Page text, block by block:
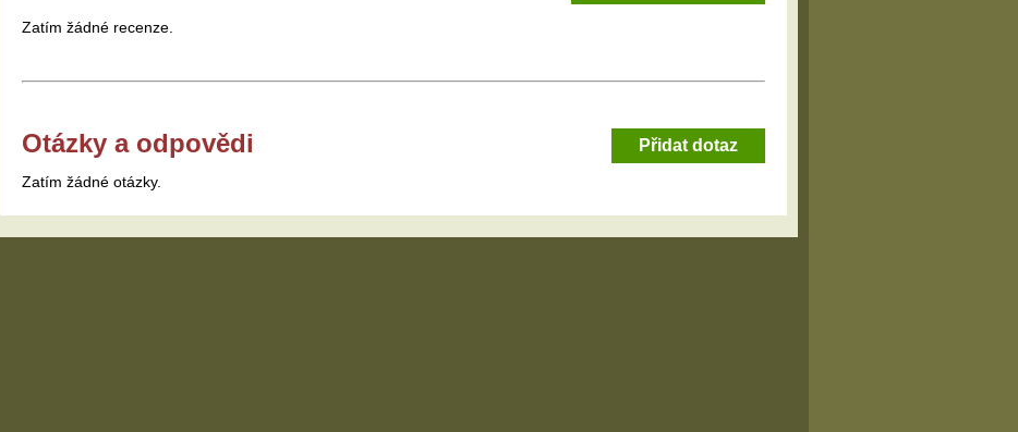
Zatím žádné recenze.
Přidat dotaz
Otázky a odpovědi
Zatím žádné otázky.